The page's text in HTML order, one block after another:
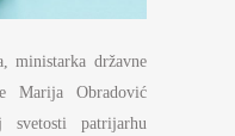
ministarka državne
Marija Obradović
patrijarhu